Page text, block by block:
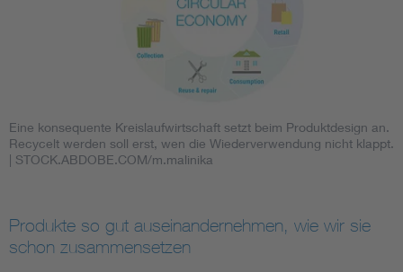
Eine konsequente Kreislaufwirtschaft setzt beim Produktdesign an.
Recycelt werden soll erst, wen die Wiederverwendung nicht klappt.
| STOCK.ABDOBE.COM/m.malinika
Produkte so gut auseinandernehmen, wie wir sie
schon zusammensetzen